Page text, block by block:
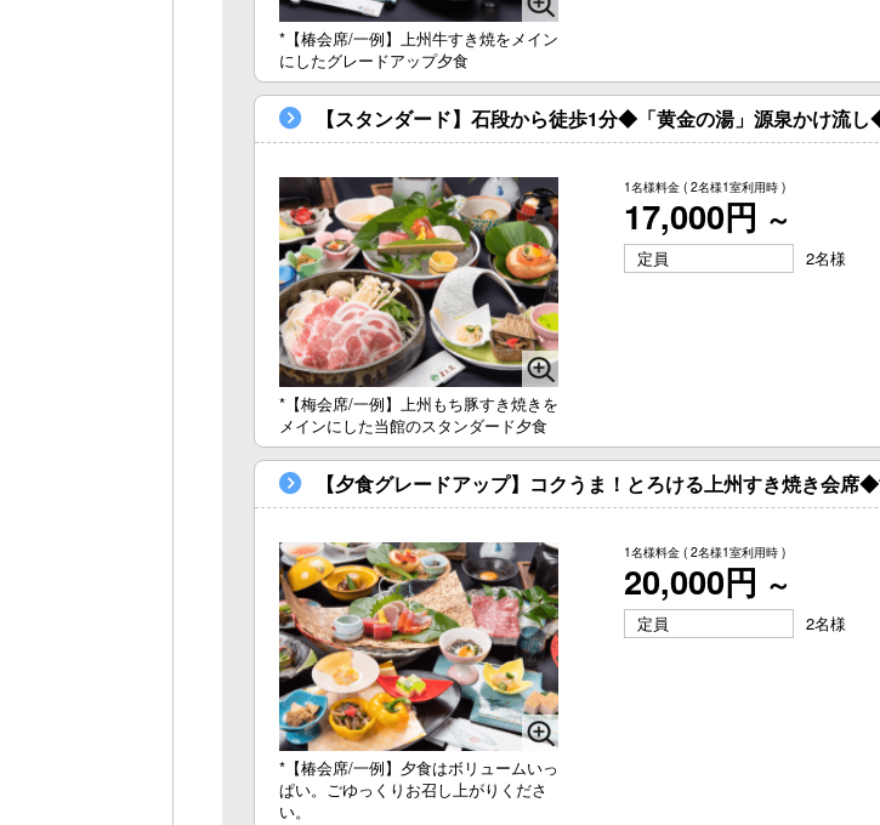
*【椿会席/一例】上州牛すき焼をメイン
にしたグレードアップ夕食
【スタンダード】石段から徒歩1分◆「黄金の湯」源泉かけ流
*【梅会席/一例】上州もち豚すき焼きを
メインにした当館のスタンダード夕食
1名様料金 ( 2名様1室利用時 )
17,000円 ～
定員 2名様
【夕食グレードアップ】コクうま！とろける上州すき焼き会席
*【椿会席/一例】夕食はボリュームいっ
ぱい。ごゆっくりお召し上がりくださ
い。
1名様料金 ( 2名様1室利用時 )
20,000円 ～
定員 2名様